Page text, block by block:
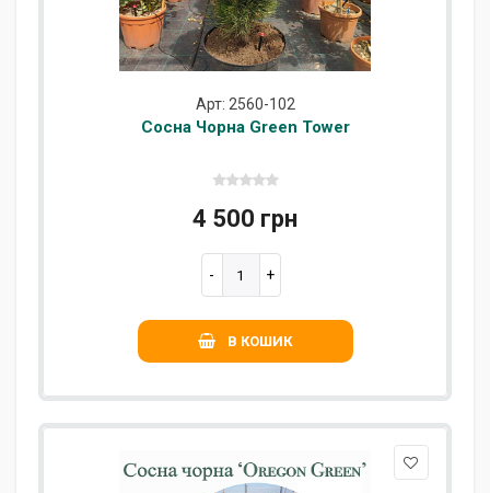
Арт: 2560-102
Сосна Чорна Green Tower
4 500 грн
В КОШИК